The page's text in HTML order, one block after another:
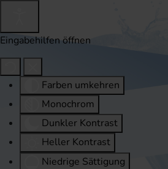
Eingabehilfen öffnen
Farben umkehren
Monochrom
Dunkler Kontrast
Heller Kontrast
Niedrige Sättigung